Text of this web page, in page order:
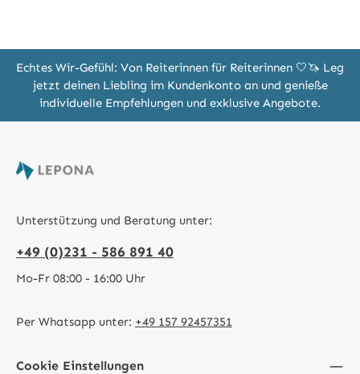
Echtes Wir-Gefühl: Von Reiterinnen für Reiterinnen 🤍🦄 Leg
jetzt deinen Liebling im Kundenkonto an und genieße
individuelle Empfehlungen und exklusive Angebote.
Unterstützung und Beratung unter:
+49 (0)231 - 586 891 40
Mo-Fr 08:00 - 16:00 Uhr
Per Whatsapp unter: +49 157 92457351
Cookie Einstellungen